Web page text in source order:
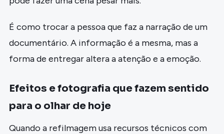
É como trocar a pessoa que faz a narração de um
documentário. A informação é a mesma, mas a
forma de entregar altera a atenção e a emoção.
Efeitos e fotografia que fazem sentido
para o olhar de hoje
Quando a refilmagem usa recursos técnicos com